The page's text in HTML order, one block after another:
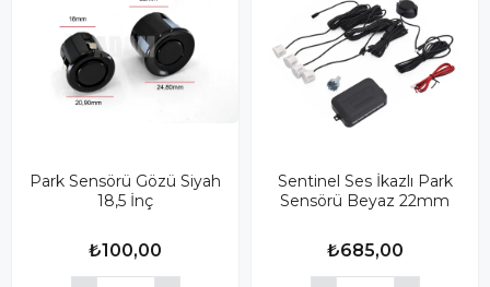
Park Sensörü Gözü Siyah
18,5 İnç
₺100,00
Sentinel Ses İkazlı Park
Sensörü Beyaz 22mm
₺685,00